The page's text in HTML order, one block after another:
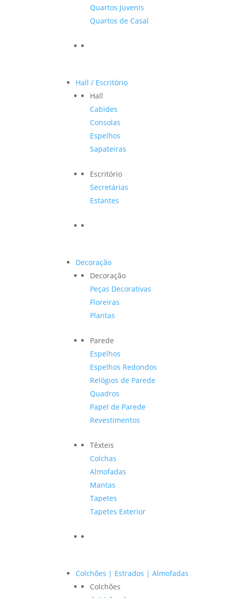
Quartos Juvenis
Quartos de Casal
Hall / Escritório
Hall
Cabides
Consolas
Espelhos
Sapateiras
Escritório
Secretárias
Estantes
Decoração
Decoração
Peças Decorativas
Floreiras
Plantas
Parede
Espelhos
Espelhos Redondos
Relógios de Parede
Quadros
Papel de Parede
Revestimentos
Têxteis
Colchas
Almofadas
Mantas
Tapetes
Tapetes Exterior
Colchões | Estrados | Almofadas
Colchões